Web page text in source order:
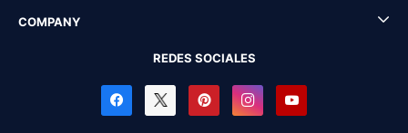
COMPANY
REDES SOCIALES